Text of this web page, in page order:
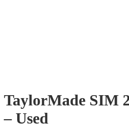
TaylorMade SIM
– Used